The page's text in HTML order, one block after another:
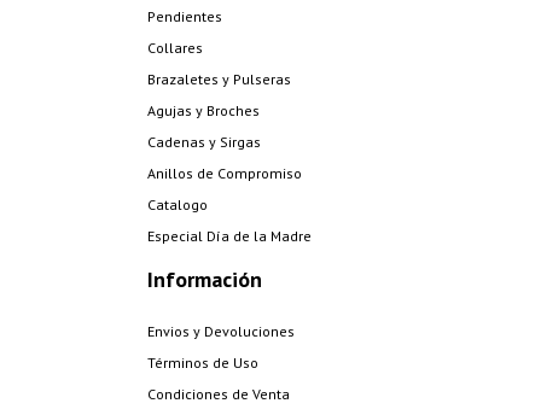
Pendientes
Collares
Brazaletes y Pulseras
Agujas y Broches
Cadenas y Sirgas
Anillos de Compromiso
Catalogo
Especial Día de la Madre
Información
Envios y Devoluciones
Términos de Uso
Condiciones de Venta